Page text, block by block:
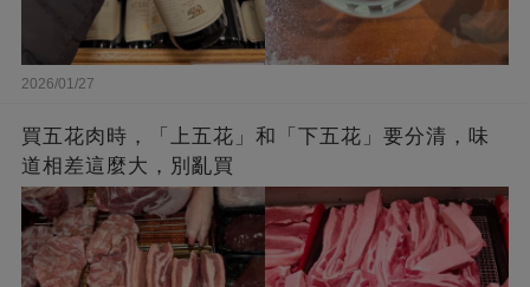
2026/01/27
買五花肉時，「上五花」和「下五花」要分清，味
道相差這麼大，別亂買